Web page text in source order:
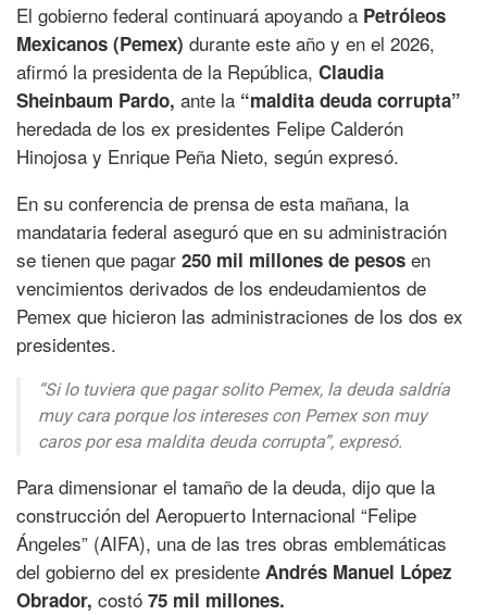
El gobierno federal continuará apoyando a Petróleos
Mexicanos (Pemex) durante este año y en el 2026,
afirmó la presidenta de la República, Claudia
Sheinbaum Pardo, ante la “maldita deuda corrupta”
heredada de los ex presidentes Felipe Calderón
Hinojosa y Enrique Peña Nieto, según expresó.
En su conferencia de prensa de esta mañana, la
mandataria federal aseguró que en su administración
se tienen que pagar 250 mil millones de pesos en
vencimientos derivados de los endeudamientos de
Pemex que hicieron las administraciones de los dos ex
presidentes.
“Si lo tuviera que pagar solito Pemex, la deuda saldría
muy cara porque los intereses con Pemex son muy
caros por esa maldita deuda corrupta”, expresó.
Para dimensionar el tamaño de la deuda, dijo que la
construcción del Aeropuerto Internacional “Felipe
Ángeles” (AIFA), una de las tres obras emblemáticas
del gobierno del ex presidente Andrés Manuel López
Obrador, costó 75 mil millones.